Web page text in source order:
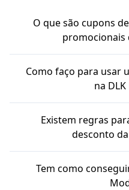
O que são cupons
promocionais
São códigos que dão
vantagens em compras
abaixar o preço total
benefícios.
Como faço para usar
na
É simples. Você
de finalizar a compra,
de Desconto". Às
atrelado a um link e é
Existem regras
desconto
Sim, geralmente tem.
pra vencer, valer só
Tem como